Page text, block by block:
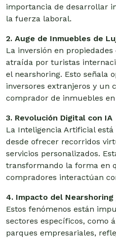
importancia de desarrollar
la fuerza laboral.
2. Auge de Inmuebles de
La inversión en
atraída por turistas
el nearshoring. Esto señala
inversores extranjeros y un
comprador de inmuebles
3. Revolución Digital con IA
La Inteligencia Artificial
desde ofrecer recorridos
servicios personalizados.
transformando la forma en
compradores interactúan
4. Impacto del Nearshoring
Estos fenómenos están
sectores específicos, como
parques empresariales,